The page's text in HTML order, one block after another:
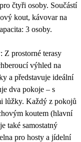
čtyři osoby. Součástí
kout, kávovar na
3 osoby.
prostorné terasy
výhled na
a představuje ideální
dva pokoje – s
lůžky. Každý z pokojů
koutem (hlavní
také samostatný
pro hosty a jídelní